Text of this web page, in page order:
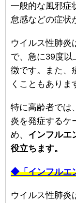
一般的な風邪症
怠感などの症状
ウイルス性肺炎
で、急に39度以
徴です。また、
くこともありま
特に高齢者では
炎を発症するケ
め、 インフルエ
役立ちます。
◆「インフルエ
ウイルス性肺炎